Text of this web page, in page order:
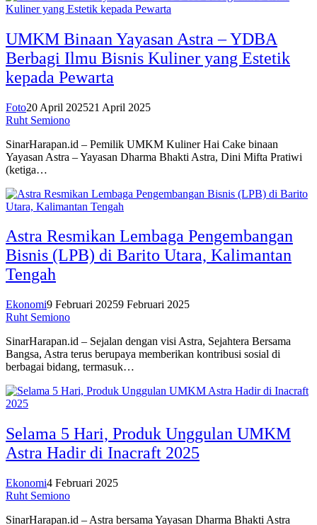
UMKM Binaan Yayasan Astra – YDBA
Berbagi Ilmu Bisnis Kuliner yang Estetik
kepada Pewarta
Foto20 April 202521 April 2025
Ruht Semiono
SinarHarapan.id – Pemilik UMKM Kuliner Hai Cake binaan
Yayasan Astra – Yayasan Dharma Bhakti Astra, Dini Mifta Pratiwi
(ketiga…
Astra Resmikan Lembaga Pengembangan
Bisnis (LPB) di Barito Utara, Kalimantan
Tengah
Ekonomi9 Februari 20259 Februari 2025
Ruht Semiono
SinarHarapan.id – Sejalan dengan visi Astra, Sejahtera Bersama
Bangsa, Astra terus berupaya memberikan kontribusi sosial di
berbagai bidang, termasuk…
Selama 5 Hari, Produk Unggulan UMKM
Astra Hadir di Inacraft 2025
Ekonomi4 Februari 2025
Ruht Semiono
SinarHarapan.id – Astra bersama Yayasan Dharma Bhakti Astra